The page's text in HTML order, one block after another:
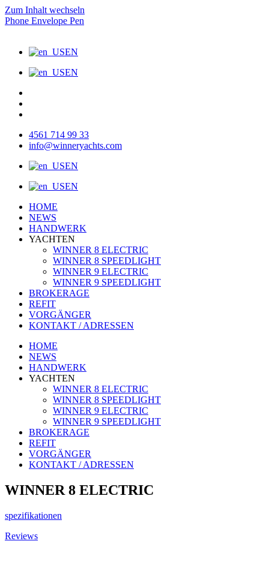
Zum Inhalt wechseln
Phone Envelope Pen
EN
EN
4561 714 99 33
info@winneryachts.com
EN
EN
HOME
NEWS
HANDWERK
YACHTEN
WINNER 8 ELECTRIC
WINNER 8 SPEEDLIGHT
WINNER 9 ELECTRIC
WINNER 9 SPEEDLIGHT
BROKERAGE
REFIT
VORGÄNGER
KONTAKT / ADRESSEN
HOME
NEWS
HANDWERK
YACHTEN
WINNER 8 ELECTRIC
WINNER 8 SPEEDLIGHT
WINNER 9 ELECTRIC
WINNER 9 SPEEDLIGHT
BROKERAGE
REFIT
VORGÄNGER
KONTAKT / ADRESSEN
WINNER 8 ELECTRIC
spezifikationen
Reviews